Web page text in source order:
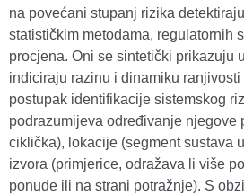
na povećani stupanj rizika
statističkim metodama, regulatornih
procjena. Oni se sintetički prikazuju
indiciraju razinu i dinamiku
postupak identifikacije sistemskog
podrazumijeva određivanje njegove
ciklička), lokacije (segment sustava
izvora (primjerice, odražava li više
ponude ili na strani potražnje). S